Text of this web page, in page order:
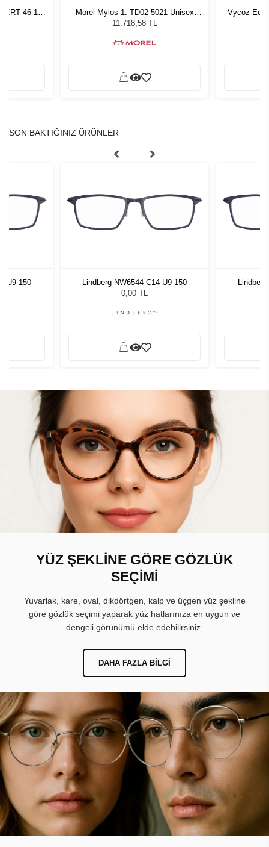
46-17
Morel Mylos 1. TD02 5021 Unisex
Güneş Gözlüğü
11.718,58 TL
Vycoz
SON BAKTIĞINIZ ÜRÜNLER
U9 150
Lindberg NW6544 C14 U9 150
0,00 TL
YÜZ ŞEKLİNE GÖRE GÖZLÜK
SEÇİMİ
Yuvarlak, kare, oval, dikdörtgen, kalp ve üçgen yüz şekline
göre gözlük seçimi yaparak yüz hatlarınıza en uygun ve
dengeli görünümü elde edebilirsiniz.
DAHA FAZLA BILGI